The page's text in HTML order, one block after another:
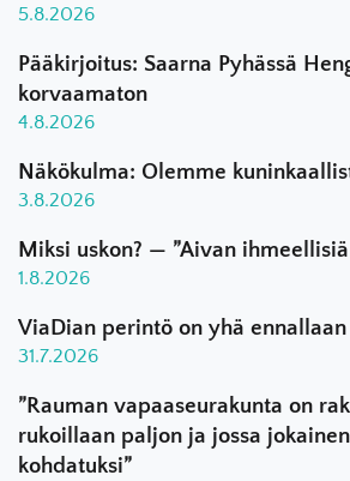
5.8.2026
Pääkirjoitus: Saarna Pyhässä
korvaamaton
4.8.2026
Näkökulma: Olemme
3.8.2026
Miksi uskon? — ”Aivan
1.8.2026
ViaDian perintö on yhä ennallaan
31.7.2026
”Rauman vapaaseurakunta on
rukoillaan paljon ja jossa
kohdatuksi”